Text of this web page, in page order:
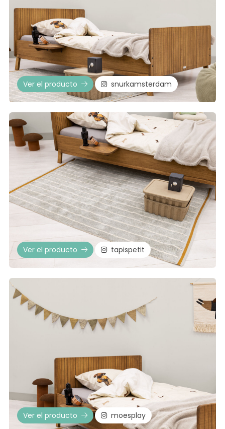
Ver el producto snurkamsterdam
Ver el producto tapispetit
Ver el producto moesplay